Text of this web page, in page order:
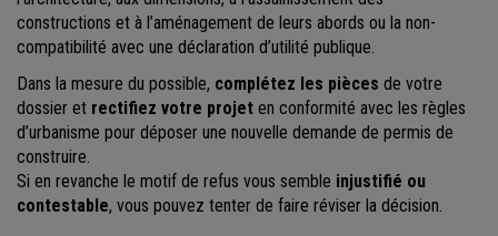
constructions et à l’aménagement de leurs abords ou la non-
compatibilité avec une déclaration d’utilité publique.
Dans la mesure du possible, complétez les pièces de votre
dossier et rectifiez votre projet en conformité avec les règles
d’urbanisme pour déposer une nouvelle demande de permis de
construire.
Si en revanche le motif de refus vous semble injustifié ou
contestable, vous pouvez tenter de faire réviser la décision.